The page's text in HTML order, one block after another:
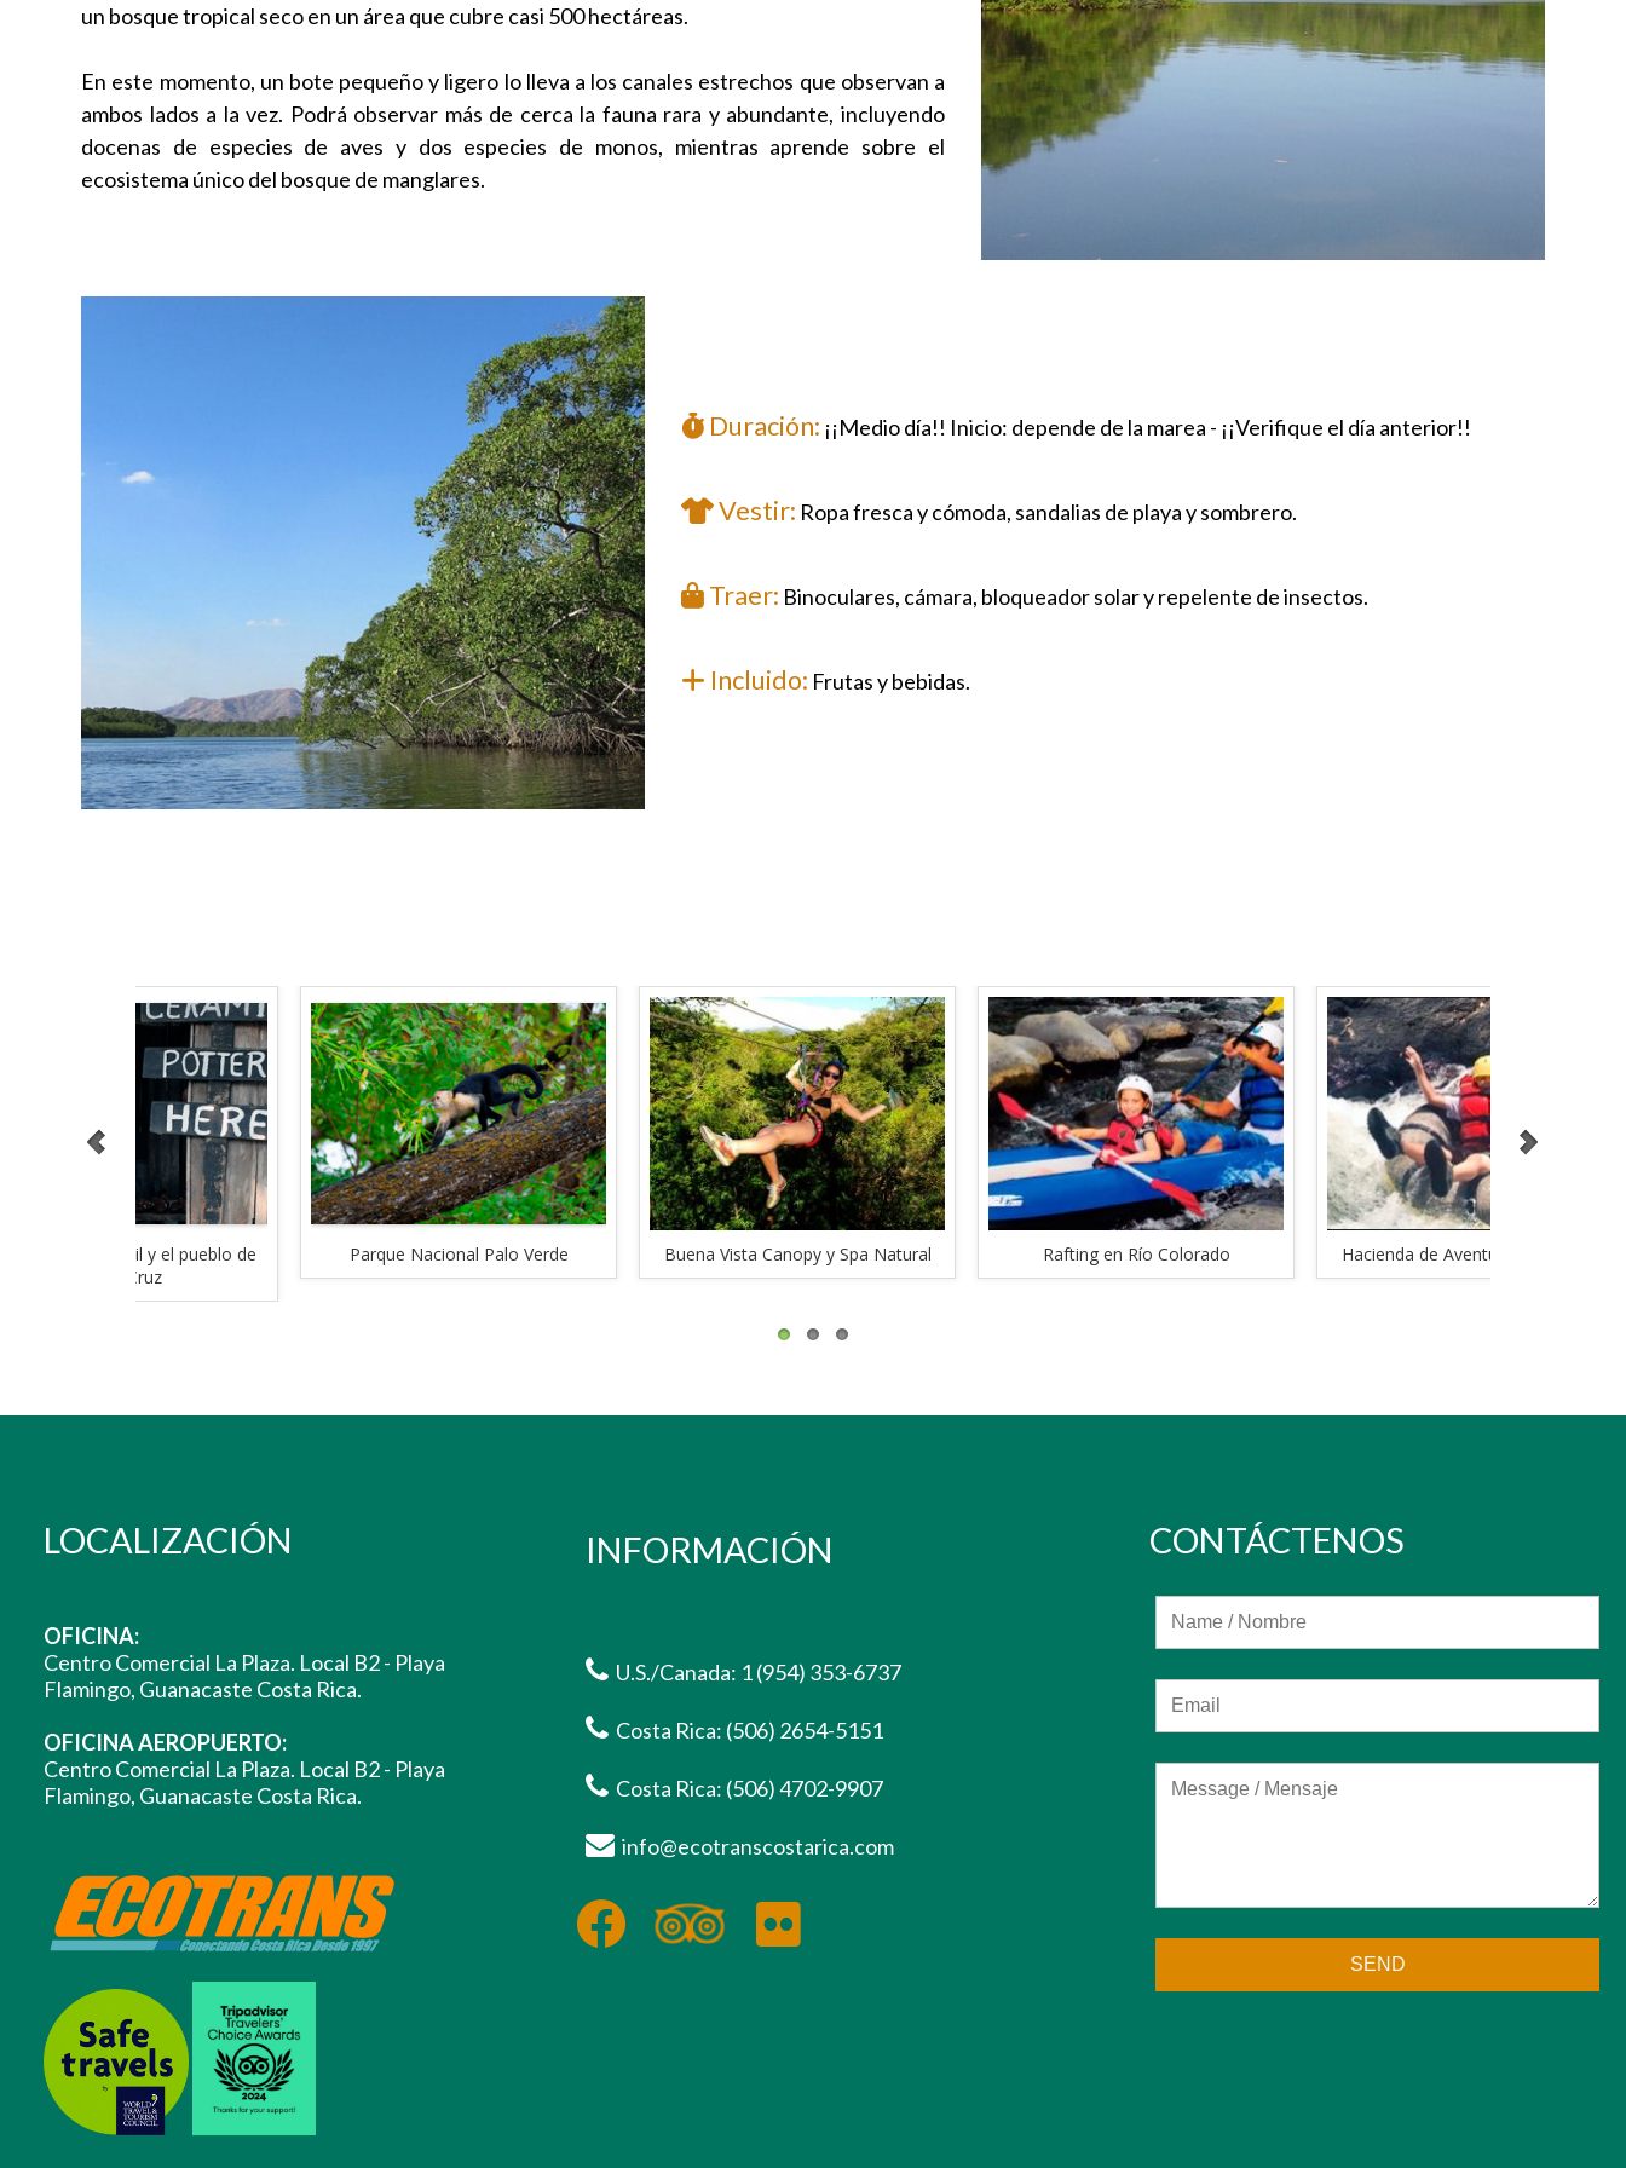
un bosque tropical seco en un área que cubre casi 500 hectáreas.
En este momento, un bote pequeño y ligero lo lleva a los canales estrechos que observan a
ambos lados a la vez. Podrá observar más de cerca la fauna rara y abundante, incluyendo
docenas de especies de aves y dos especies de monos, mientras aprende sobre el
ecosistema único del bosque de manglares.
Duración: ¡¡Medio día!! Inicio: depende de la marea - ¡¡Verifique el día anterior!!
Vestir: Ropa fresca y cómoda, sandalias de playa y sombrero.
Traer: Binoculares, cámara, bloqueador solar y repelente de insectos.
Incluido: Frutas y bebidas.
Parque Nacional Palo Verde Buena Vista Canopy y Spa Natural Rafting en Río Colorado Hacienda de Aventura Guachipelín
LOCALIZACIÓN
OFICINA:
Centro Comercial La Plaza. Local B2 - Playa
Flamingo, Guanacaste Costa Rica.
OFICINA AEROPUERTO:
Centro Comercial La Plaza. Local B2 - Playa
Flamingo, Guanacaste Costa Rica.
INFORMACIÓN
U.S./Canada: 1 (954) 353-6737
Costa Rica: (506) 2654-5151
Costa Rica: (506) 4702-9907
info@ecotranscostarica.com
CONTÁCTENOS